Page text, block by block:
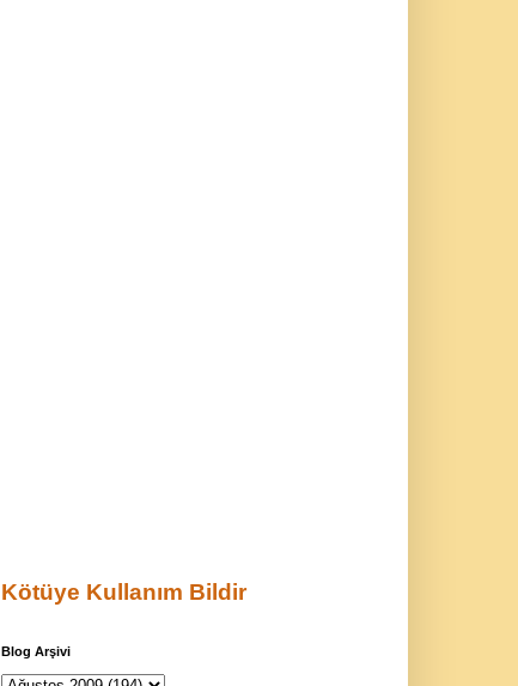
Kötüye Kullanım Bildir
Blog Arşivi